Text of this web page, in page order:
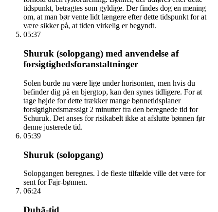
tidspunkt, betragtes som gyldige. Der findes dog en mening
om, at man bør vente lidt længere efter dette tidspunkt for at
være sikker på, at tiden virkelig er begyndt.
05:37
Shuruk (solopgang) med anvendelse af
forsigtighedsforanstaltninger
Solen burde nu være lige under horisonten, men hvis du
befinder dig på en bjergtop, kan den synes tidligere. For at
tage højde for dette trækker mange bønnetidsplaner
forsigtighedsmæssigt 2 minutter fra den beregnede tid for
Schuruk. Det anses for risikabelt ikke at afslutte bønnen før
denne justerede tid.
05:39
Shuruk (solopgang)
Solopgangen beregnes. I de fleste tilfælde ville det være for
sent for Fajr-bønnen.
06:24
Ḍuhā-tid